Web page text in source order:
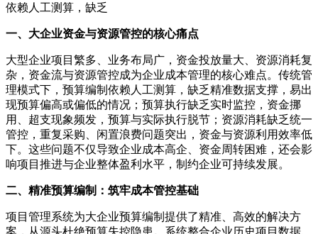
依赖人工测算，缺乏
一、大企业资金与资源管控的核心痛点
大型企业项目繁多、业务布局广，资金投放量大、资源消耗复
杂，资金流与资源管控成为企业成本管理的核心难点。传统管
理模式下，预算编制依赖人工测算，缺乏精准数据支撑，易出
现预算偏高或偏低的情况；预算执行缺乏实时监控，资金挪
用、超支现象频发，预算与实际执行脱节；资源消耗缺乏统一
管控，重复采购、闲置浪费问题突出，资金与资源利用效率低
下。这些问题不仅导致企业成本高企、资金周转困难，还会影
响项目推进与企业整体盈利水平，制约企业可持续发展。
二、精准预算编制：筑牢成本管控基础
项目管理系统为大企业预算编制提供了精准、高效的解决方
案，从源头杜绝预算失控隐患。系统整合企业历史项目数据、